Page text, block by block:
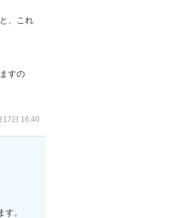
、これ
すの
17日 16:40
。